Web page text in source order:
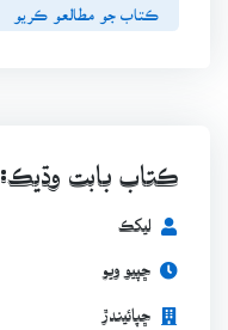
ڪتاب جو مطالعو ڪريو
ڪتاب بابت وڌيڪ:
ليکڪ
ڇپيو ويو
ڇپائيندڙ